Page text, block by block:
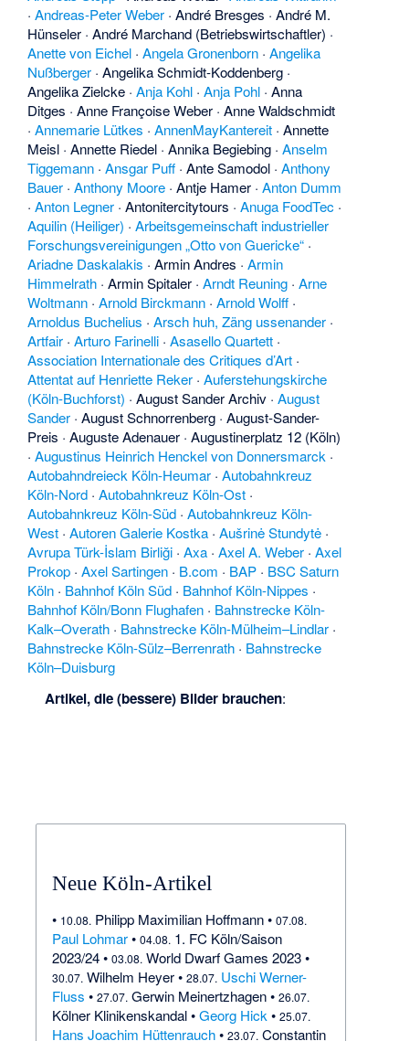
·Andreas-Peter Weber ·André Bresges ·André M.
Hünseler ·André Marchand (Betriebswirtschaftler) ·
Anette von Eichel ·Angela Gronenborn ·Angelika
Nußberger ·Angelika Schmidt-Koddenberg ·
Angelika Zielcke ·Anja Kohl ·Anja Pohl ·Anna
Ditges ·Anne Françoise Weber ·Anne Waldschmidt
·Annemarie Lütkes ·AnnenMayKantereit ·Annette
Meisl ·Annette Riedel ·Annika Begiebing ·Anselm
Tiggemann ·Ansgar Puff ·Ante Samodol ·Anthony
Bauer ·Anthony Moore ·Antje Hamer ·Anton Dumm
·Anton Legner ·Antonitercitytours ·Anuga FoodTec ·
Aquilin (Heiliger) ·Arbeitsgemeinschaft industrieller
Forschungsvereinigungen „Otto von Guericke“ ·
Ariadne Daskalakis ·Armin Andres ·Armin
Himmelrath ·Armin Spitaler ·Arndt Reuning ·Arne
Woltmann ·Arnold Birckmann ·Arnold Wolff ·
Arnoldus Buchelius ·Arsch huh, Zäng ussenander ·
Artfair ·Arturo Farinelli ·Asasello Quartett ·
Association Internationale des Critiques d’Art ·
Attentat auf Henriette Reker ·Auferstehungskirche
(Köln-Buchforst) ·August Sander Archiv ·August
Sander ·August Schnorrenberg ·August-Sander-
Preis ·Auguste Adenauer ·Augustinerplatz 12 (Köln)
·Augustinus Heinrich Henckel von Donnersmarck ·
Autobahndreieck Köln-Heumar ·Autobahnkreuz
Köln-Nord ·Autobahnkreuz Köln-Ost ·
Autobahnkreuz Köln-Süd ·Autobahnkreuz Köln-
West ·Autoren Galerie Kostka ·Aušrinė Stundytė ·
Avrupa Türk-İslam Birliği ·Axa ·Axel A. Weber ·Axel
Prokop ·Axel Sartingen · B.com · BAP · BSC Saturn
Köln · Bahnhof Köln Süd · Bahnhof Köln-Nippes ·
Bahnhof Köln/Bonn Flughafen · Bahnstrecke Köln-
Kalk–Overath · Bahnstrecke Köln-Mülheim–Lindlar ·
Bahnstrecke Köln-Sülz–Berrenrath · Bahnstrecke
Köln–Duisburg
Artikel, die (bessere) Bilder brauchen:
Neue Köln-Artikel
• 10.08. Philipp Maximilian Hoffmann•07.08.
Paul Lohmar•04.08. 1. FC Köln/Saison
2023/24•03.08. World Dwarf Games 2023•
30.07. Wilhelm Heyer•28.07. Uschi Werner-
Fluss •27.07. Gerwin Meinertzhagen•26.07.
Kölner Klinikenskandal•Georg Hick •25.07.
Hans Joachim Hüttenrauch•23.07. Constantin